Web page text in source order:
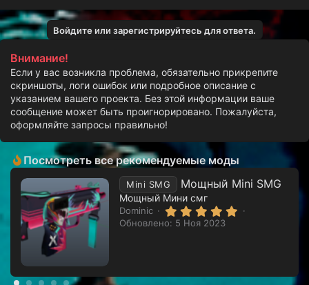
Войдите или зарегистрируйтесь для ответа.
Внимание!
Если у вас возникла проблема, обязательно прикрепите
скриншоты, логи ошибок или подробное описание с
указанием вашего проекта. Без этой информации ваше
сообщение может быть проигнорировано. Пожалуйста,
оформляйте запросы правильно!
Посмотреть все рекомендуемые моды
Mini SMG Мощный Mini SMG
Мощный Мини смг
Dominic 5
Обновлено: 5 Ноя 2023